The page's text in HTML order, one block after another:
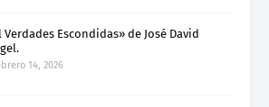
Verdades Escondidas» de José David
14, 2026